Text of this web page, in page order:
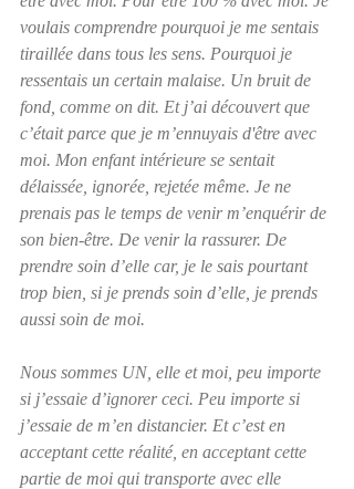
voulais comprendre pourquoi je me sentais
tiraillée dans tous les sens. Pourquoi je
ressentais un certain malaise. Un bruit de
fond, comme on dit. Et j’ai découvert que
c’était parce que je m’ennuyais d'être avec
moi. Mon enfant intérieure se sentait
délaissée, ignorée, rejetée même. Je ne
prenais pas le temps de venir m’enquérir de
son bien-être. De venir la rassurer. De
prendre soin d’elle car, je le sais pourtant
trop bien, si je prends soin d’elle, je prends
aussi soin de moi.
Nous sommes UN, elle et moi, peu importe
si j’essaie d’ignorer ceci. Peu importe si
j’essaie de m’en distancier. Et c’est en
acceptant cette réalité, en acceptant cette
partie de moi qui transporte avec elle